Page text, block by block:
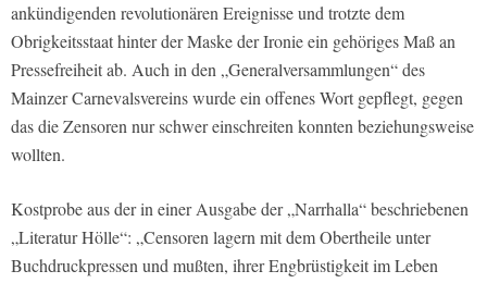
ankündigenden revolutionären Ereignisse und trotzte dem
Obrigkeitsstaat hinter der Maske der Ironie ein gehöriges Maß an
Pressefreiheit ab. Auch in den „Generalversammlungen“ des
Mainzer Carnevalsvereins wurde ein oﬀenes Wort gepflegt, gegen
das die Zensoren nur schwer einschreiten konnten beziehungsweise
wollten.
Kostprobe aus der in einer Ausgabe der „Narrhalla“ beschriebenen
„Literatur Hölle“: „Censoren lagern mit dem Obertheile unter
Buchdruckpressen und mußten, ihrer Engbrüstigkeit im Leben